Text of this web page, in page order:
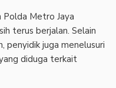
Metro Jaya
terus berjalan. Selain
penyidik juga menelusuri
diduga terkait